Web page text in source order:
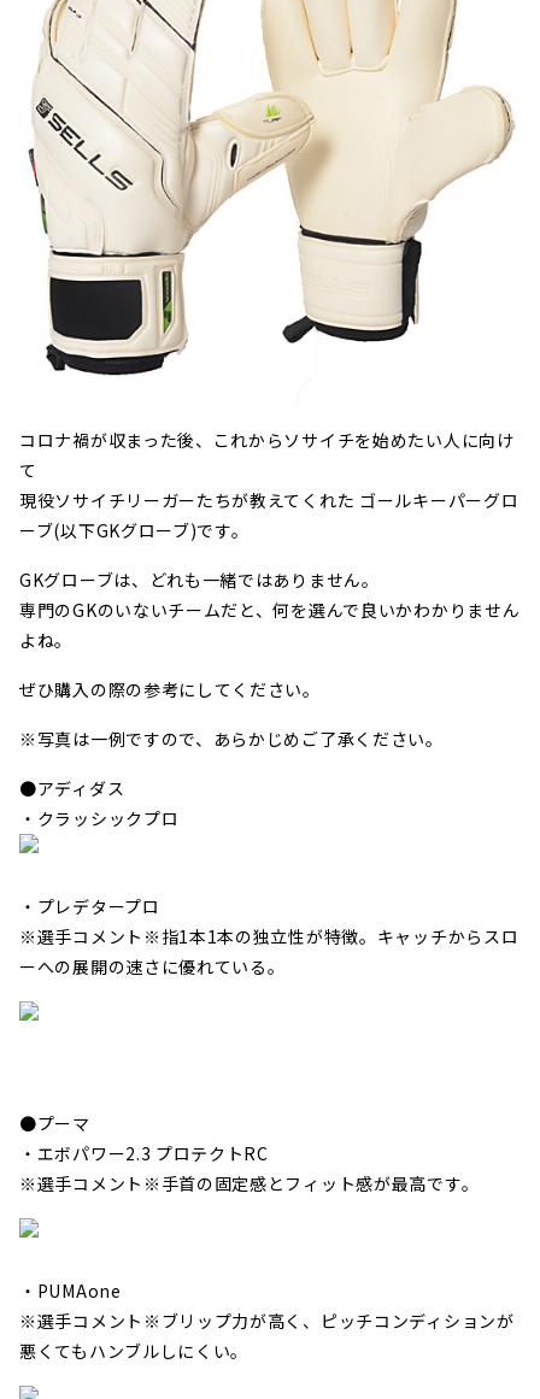
コロナ禍が収まった後、これからソサイチを始めたい人に向け
て
現役ソサイチリーガーたちが教えてくれた ゴールキーパーグロ
ーブ(以下GKグローブ)です。
GKグローブは、どれも一緒ではありません。
専門のGKのいないチームだと、何を選んで良いかわかりません
よね。
ぜひ購入の際の参考にしてください。
※写真は一例ですので、あらかじめご了承ください。
●アディダス
・クラッシックプロ
・プレデタープロ
※選手コメント※指1本1本の独立性が特徴。キャッチからスロ
ーへの展開の速さに優れている。
●プーマ
・エボパワー2.3 プロテクトRC
※選手コメント※手首の固定感とフィット感が最高です。
・PUMAone
※選手コメント※ブリップ力が高く、ピッチコンディションが
悪くてもハンブルしにくい。